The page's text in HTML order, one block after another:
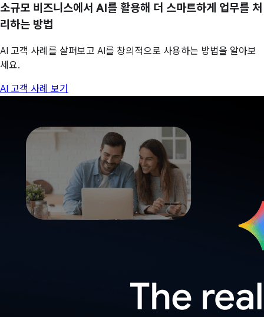
소규모 비즈니스에서 AI를 활용해 더 스마트하게 업무를 처
리하는 방법
AI 고객 사례를 살펴보고 AI를 창의적으로 사용하는 방법을 알아보
세요.
AI 고객 사례 보기